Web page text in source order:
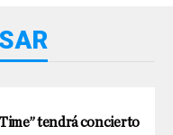
tendrá concierto